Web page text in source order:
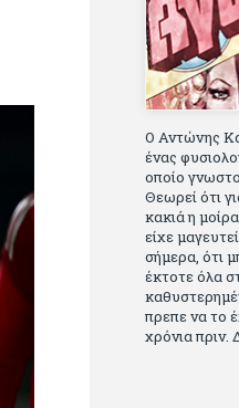
Ο Αντώνης
ένας
οποίο
Θεωρεί ότι
κακιά η
είχε
σήμερα, ότι
έκτοτε όλα
πρεπε να το
χρόνια πριν.
ζωή του,
παιδικά